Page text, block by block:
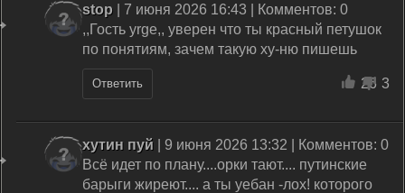
stop | 7 июня 2026 16:43 | Комментов: 0
,,Гость yrge,, уверен что ты красный петушок
по понятиям, зачем такую ху-ню пишешь
Ответить 26 3
хутин пуй | 9 июня 2026 13:32 | Комментов: 0
Всё идет по плану....орки тают.... путинские
барыги жиреют.... а ты уебан -лох! которого